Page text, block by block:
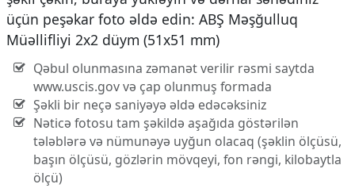
üçün peşəkar foto əldə edin: ABŞ Məşğulluq
Müəllifliyi 2x2 düym (51x51 mm)
Qəbul olunmasına zəmanət verilir rəsmi saytda
www.uscis.gov və çap olunmuş formada
Şəkli bir neçə saniyəyə əldə edəcəksiniz
Nəticə fotosu tam şəkildə aşağıda göstərilən
tələblərə və nümunəyə uyğun olacaq (şəklin ölçüsü,
başın ölçüsü, gözlərin mövqeyi, fon rəngi, kilobaytla
ölçü)